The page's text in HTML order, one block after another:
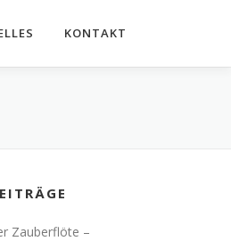
KONTAKT
Zauberflöte –